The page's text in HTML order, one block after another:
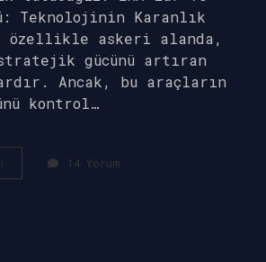
Teknolojinin Karanlık
özellikle askeri alanda,
gücünü artıran
Ancak, bu araçların
kontrol…
lar
14 Yorum